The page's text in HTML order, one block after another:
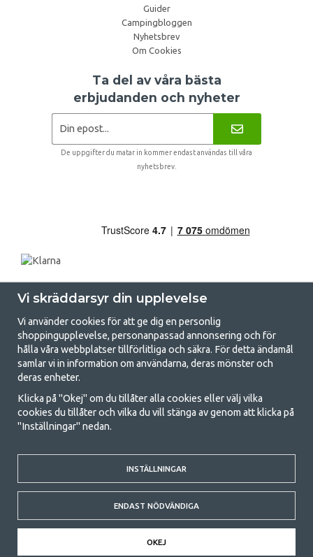
Guider
Campingbloggen
Nyhetsbrev
Om Cookies
Ta del av våra bästa
erbjudanden och nyheter
De uppgifter du matar in kommer endast användas till våra
nyhetsbrev.
GetCamping.se - Din butik för camping
och uteliv
Att campa kan antingen vara en livsstil eller ett sätt att samla familjen
för ett gemensamt äventyr. Oavsett vilken kategori du tillhör hittar du
med att campa så därför erbjuder vi riktigt bra priser på familjetält,
husvagnstält och all annan utrustning för camping och friluftsliv. Vårt
mål är att i varje priskategori erbjuda den bästa campingutrustningen
gällande kvalitet och funktionalitet. Ta gärna kontakt med oss om det
är något du saknar eller vill veta mer om.
© 2020 GetCamping. All rights reserved.
Vi skräddarsyr din upplevelse
Vi använder cookies för att ge dig en personlig
shoppingupplevelse, personanpassad annonsering och för
hålla våra webbplatser tillförlitliga och säkra. För detta ändamål
samlar vi in information om användarna, deras mönster och
deras enheter.
Klicka på "Okej" om du tillåter alla cookies eller välj vilka
cookies du tillåter och vilka du vill stänga av genom att klicka på
"Inställningar" nedan.
INSTÄLLNINGAR
ENDAST NÖDVÄNDIGA
OKEJ